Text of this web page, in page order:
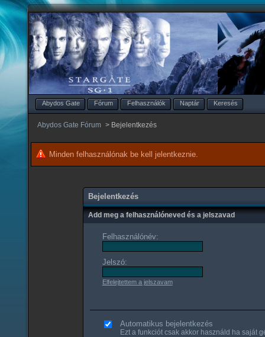
Abydos Gate Fórum Felhasználók Naptár Keresés
Abydos Gate Fórum > Bejelentkezés
Minden felhasználónak be kell jelentkeznie.
Bejelentkezés
Add meg a felhasználóneved és a jelszavad
Felhasználónév:
Jelszó:
Elfelejtettem a jelszavam
Automatikus bejelentkezés
Ezt a funkciót csak akkor használd ha saját